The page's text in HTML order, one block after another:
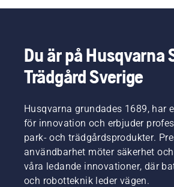
Du är på Husqvarna
Trädgård Sverige
Husqvarna grundades 1689, har
för innovation och erbjuder
park- och trädgårdsprodukter.
användbarhet möter säkerhet
våra ledande innovationer, där
och robotteknik leder vägen.